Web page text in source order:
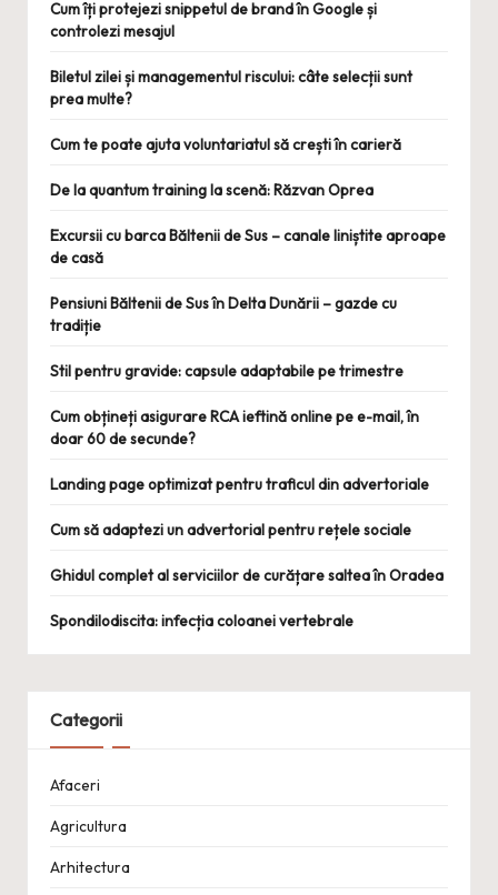
Cum îți protejezi snippetul de brand în Google și
controlezi mesajul
Biletul zilei și managementul riscului: câte selecții sunt
prea multe?
Cum te poate ajuta voluntariatul să crești în carieră
De la quantum training la scenă: Răzvan Oprea
Excursii cu barca Băltenii de Sus – canale liniștite aproape
de casă
Pensiuni Băltenii de Sus în Delta Dunării – gazde cu
tradiție
Stil pentru gravide: capsule adaptabile pe trimestre
Cum obțineți asigurare RCA ieftină online pe e-mail, în
doar 60 de secunde?
Landing page optimizat pentru traficul din advertoriale
Cum să adaptezi un advertorial pentru rețele sociale
Ghidul complet al serviciilor de curățare saltea în Oradea
Spondilodiscita: infecția coloanei vertebrale
Categorii
Afaceri
Agricultura
Arhitectura